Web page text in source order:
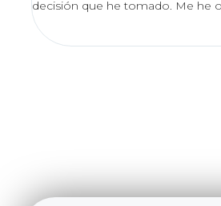
decisión que he tomado. Me he